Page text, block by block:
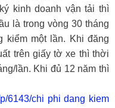
kinh doanh vận tải thì
là trong vòng 30 tháng
kiểm một lần. Khi đăng
trên giấy tờ xe thì thời
lần. Khi đủ 12 năm thì
6143/chi phi dang kiem